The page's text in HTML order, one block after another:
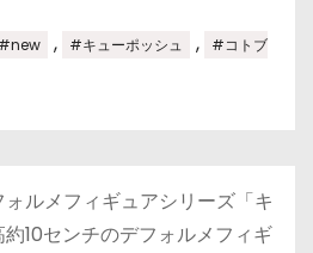
#new , #キューポッシュ ,
#コトブ
ルメフィギュアシリーズ「キ
10センチのデフォルメフィギ